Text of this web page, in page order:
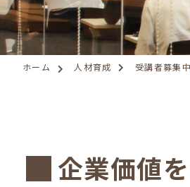
ホーム 人材育成 受講者募集
企業価値